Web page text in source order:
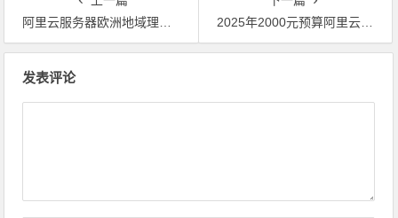
阿里云服务器欧洲地域理性多少钱？欧洲地区域云服务器收费标准及便宜和廉价的购买教程 领代金券
2025年2000元预算阿里云服务器高性价比配置及阿里云服务器活动价格详解 领代金券
发表评论